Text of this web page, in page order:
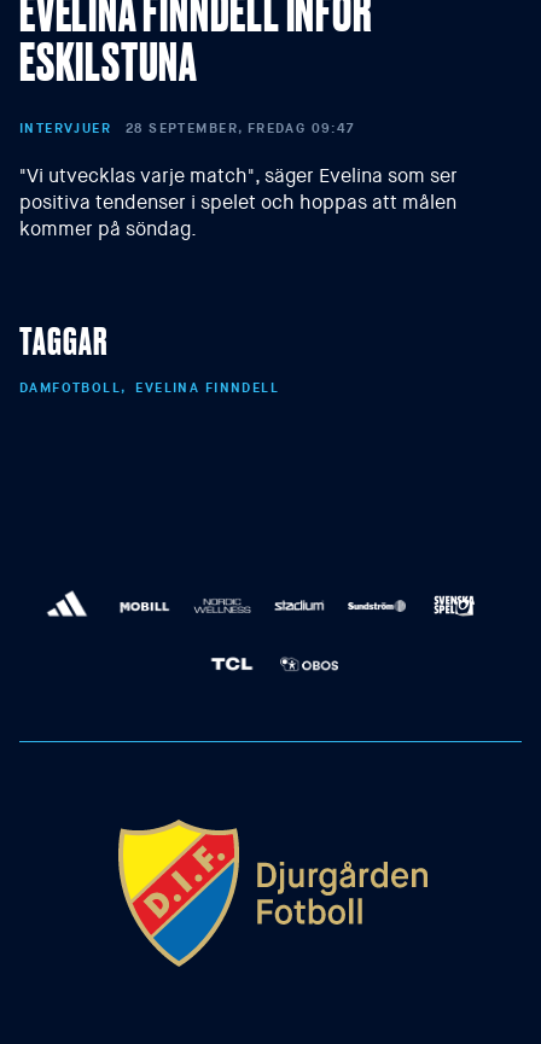
ESKILSTUNA
INTERVJUER 28 SEPTEMBER, FREDAG 09:47
"Vi utvecklas varje match", säger Evelina som ser
positiva tendenser i spelet och hoppas att målen
kommer på söndag.
TAGGAR
DAMFOTBOLL EVELINA FINNDELL